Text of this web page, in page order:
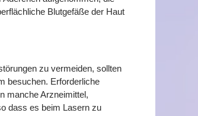
Blutgefäße der Haut
zu vermeiden, sollten
besuchen. Erforderliche
manche Arzneimittel,
dass es beim Lasern zu